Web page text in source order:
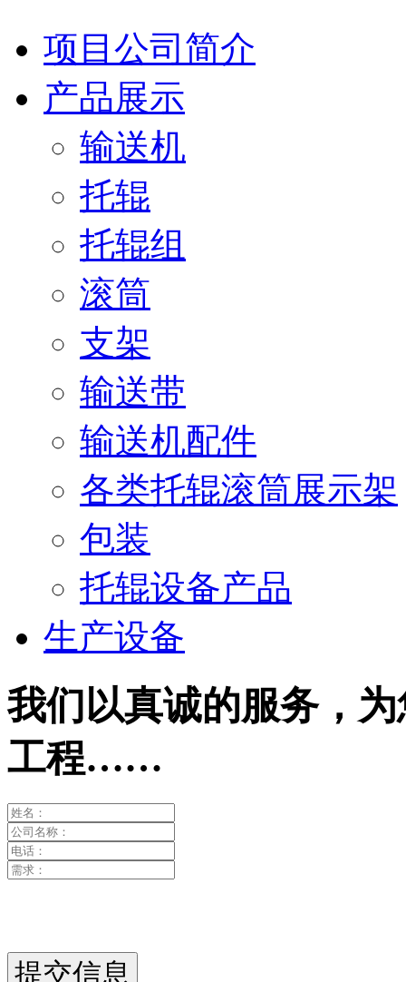
项目公司简介
产品展示
输送机
托辊
托辊组
滚筒
支架
输送带
输送机配件
各类托辊滚筒展示架
包装
托辊设备产品
生产设备
我们以真诚的服务，
工程……